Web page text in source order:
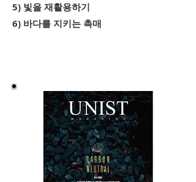
5) 빛을 재활용하기
6) 바다를 지키는 촉매